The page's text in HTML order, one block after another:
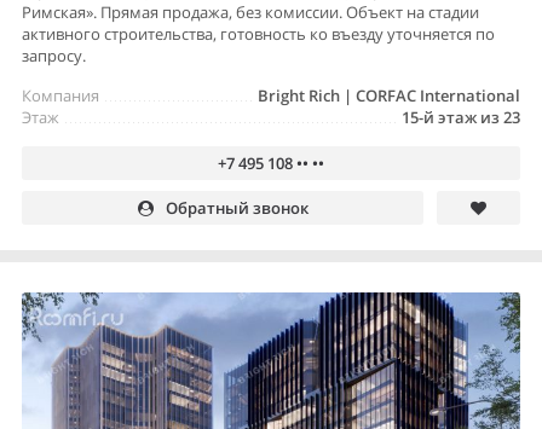
Римская». Прямая продажа, без комиссии. Объект на стадии
активного строительства, готовность ко въезду уточняется по
запросу.
Bright Rich | CORFAC International
Компания
15-й этаж из 23
Этаж
+7 495 108 •• ••
Обратный звонок